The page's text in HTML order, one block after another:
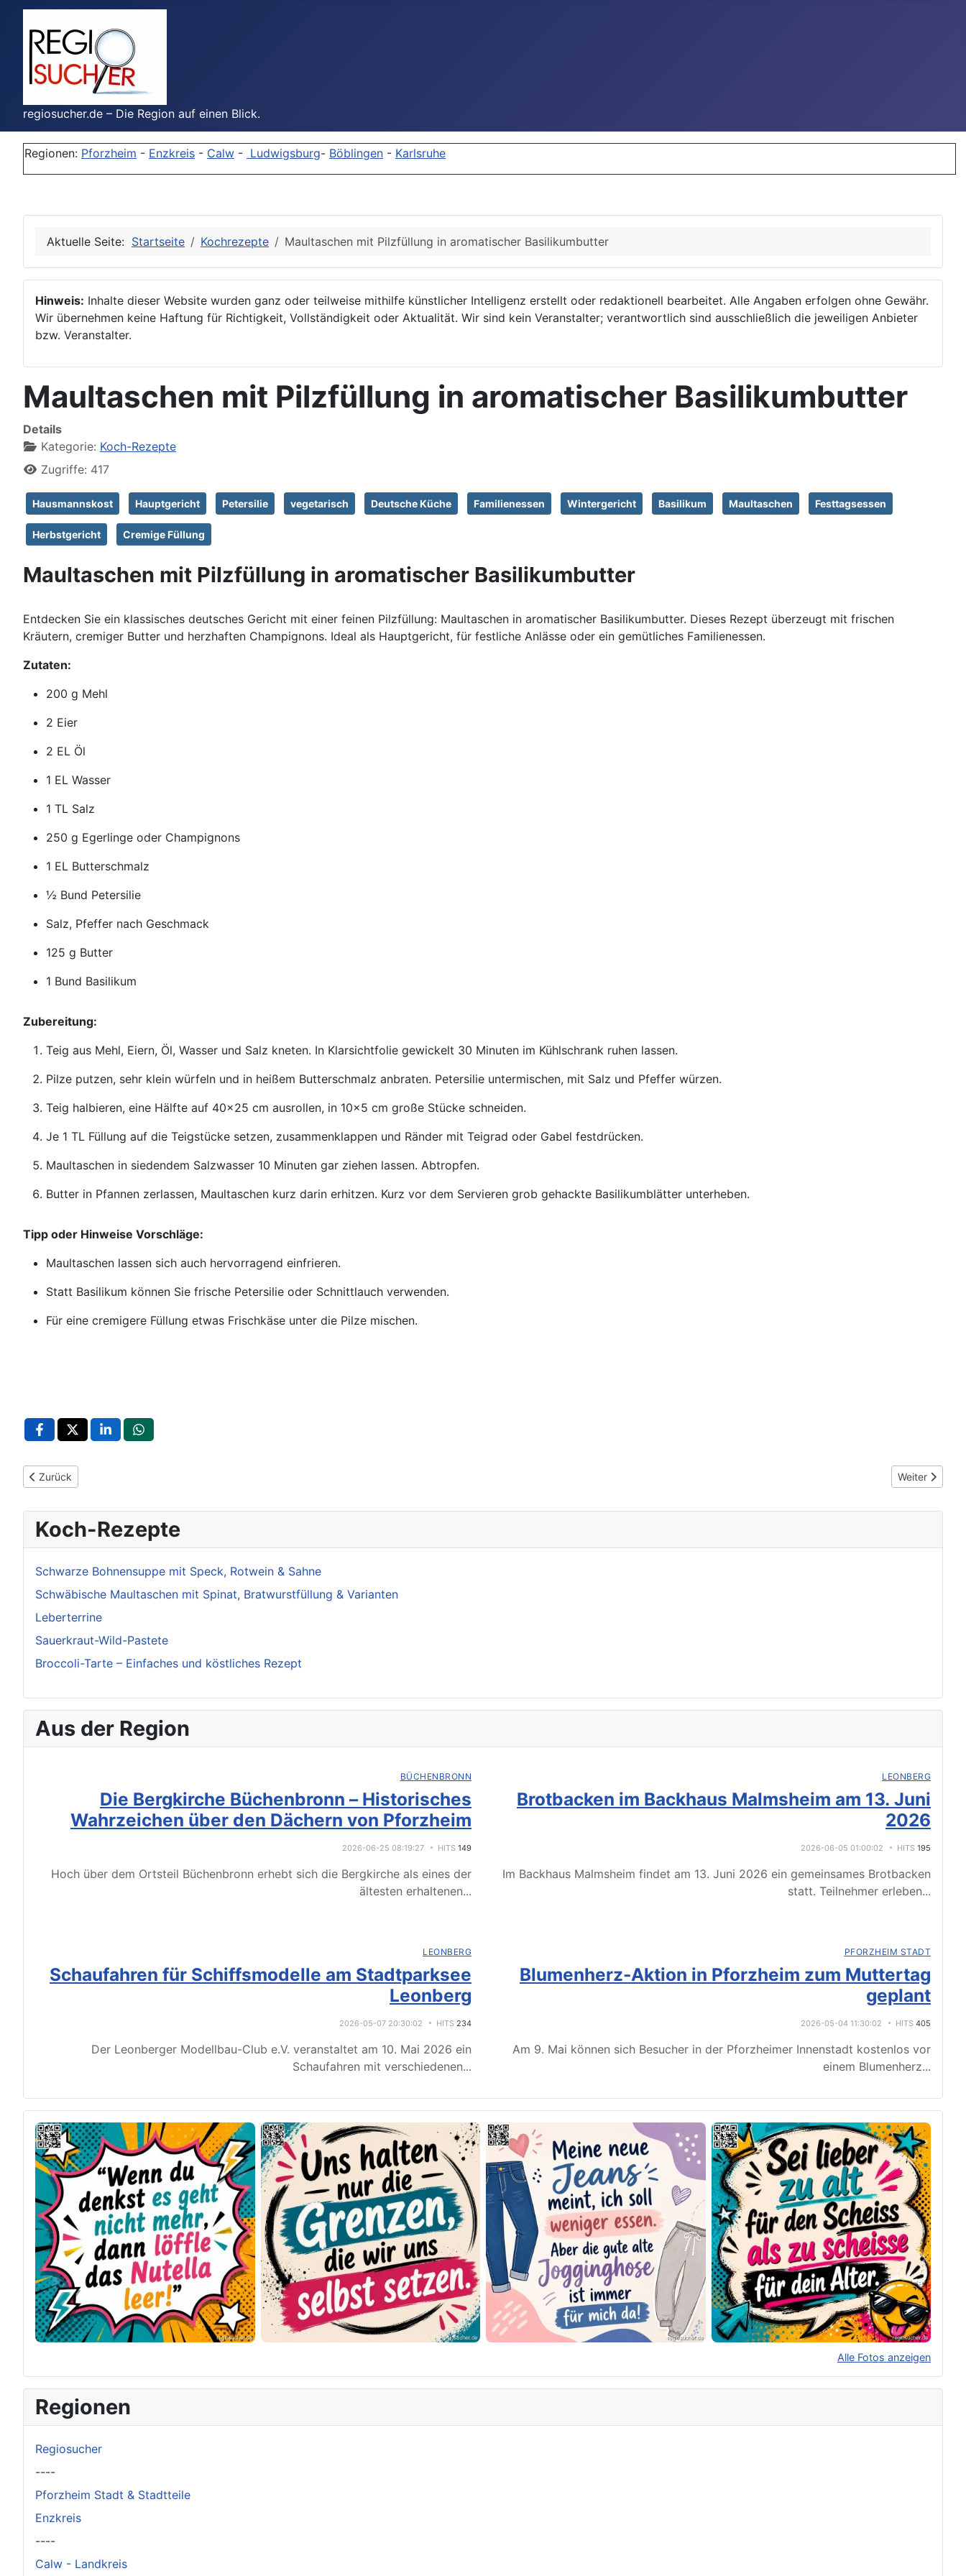
regiosucher.de – Die Region auf einen Blick.
Regionen: Pforzheim - Enzkreis - Calw - Ludwigsburg- Böblingen - Karlsruhe
Aktuelle Seite: Startseite Kochrezepte Maultaschen mit Pilzfüllung in aromatischer Basilikumbutter
Hinweis: Inhalte dieser Website wurden ganz oder teilweise mithilfe künstlicher Intelligenz erstellt oder redaktionell bearbeitet. Alle Angaben erfolgen ohne Gewähr.
Wir übernehmen keine Haftung für Richtigkeit, Vollständigkeit oder Aktualität. Wir sind kein Veranstalter; verantwortlich sind ausschließlich die jeweiligen Anbieter
bzw. Veranstalter.
Maultaschen mit Pilzfüllung in aromatischer Basilikumbutter
Details
Kategorie: Koch-Rezepte
Zugriffe: 417
Hausmannskost Hauptgericht Petersilie vegetarisch Deutsche Küche Familienessen Wintergericht Basilikum Maultaschen Festtagsessen
Herbstgericht Cremige Füllung
Maultaschen mit Pilzfüllung in aromatischer Basilikumbutter
Entdecken Sie ein klassisches deutsches Gericht mit einer feinen Pilzfüllung: Maultaschen in aromatischer Basilikumbutter. Dieses Rezept überzeugt mit frischen
Kräutern, cremiger Butter und herzhaften Champignons. Ideal als Hauptgericht, für festliche Anlässe oder ein gemütliches Familienessen.
Zutaten:
200 g Mehl
2 Eier
2 EL Öl
1 EL Wasser
1 TL Salz
250 g Egerlinge oder Champignons
1 EL Butterschmalz
½ Bund Petersilie
Salz, Pfeffer nach Geschmack
125 g Butter
1 Bund Basilikum
Zubereitung:
Teig aus Mehl, Eiern, Öl, Wasser und Salz kneten. In Klarsichtfolie gewickelt 30 Minuten im Kühlschrank ruhen lassen.
Pilze putzen, sehr klein würfeln und in heißem Butterschmalz anbraten. Petersilie untermischen, mit Salz und Pfeffer würzen.
Teig halbieren, eine Hälfte auf 40x25 cm ausrollen, in 10x5 cm große Stücke schneiden.
Je 1 TL Füllung auf die Teigstücke setzen, zusammenklappen und Ränder mit Teigrad oder Gabel festdrücken.
Maultaschen in siedendem Salzwasser 10 Minuten gar ziehen lassen. Abtropfen.
Butter in Pfannen zerlassen, Maultaschen kurz darin erhitzen. Kurz vor dem Servieren grob gehackte Basilikumblätter unterheben.
Tipp oder Hinweise Vorschläge:
Maultaschen lassen sich auch hervorragend einfrieren.
Statt Basilikum können Sie frische Petersilie oder Schnittlauch verwenden.
Für eine cremigere Füllung etwas Frischkäse unter die Pilze mischen.
Vorheriger Beitrag: Gefüllte Gans mit Wirsingravioli und hausgemachten Maultaschen
Zurück Nächster
Weiter
Koch-Rezepte
Schwarze Bohnensuppe mit Speck, Rotwein & Sahne
Schwäbische Maultaschen mit Spinat, Bratwurstfüllung & Varianten
Leberterrine
Sauerkraut-Wild-Pastete
Broccoli-Tarte – Einfaches und köstliches Rezept
Aus der Region
BÜCHENBRONN
Die Bergkirche Büchenbronn – Historisches
Wahrzeichen über den Dächern von Pforzheim
2026-06-25 08:19:27 HITS 149
Hoch über dem Ortsteil Büchenbronn erhebt sich die Bergkirche als eines der
ältesten erhaltenen...
LEONBERG
Brotbacken im Backhaus Malmsheim am 13. Juni
2026
2026-06-05 01:00:02 HITS 195
Im Backhaus Malmsheim findet am 13. Juni 2026 ein gemeinsames Brotbacken
statt. Teilnehmer erleben...
LEONBERG
Schaufahren für Schiffsmodelle am Stadtparksee
Leonberg
2026-05-07 20:30:02 HITS 234
Der Leonberger Modellbau-Club e.V. veranstaltet am 10. Mai 2026 ein
Schaufahren mit verschiedenen...
PFORZHEIM STADT
Blumenherz-Aktion in Pforzheim zum Muttertag
geplant
2026-05-04 11:30:02 HITS 405
Am 9. Mai können sich Besucher in der Pforzheimer Innenstadt kostenlos vor
einem Blumenherz...
Alle Fotos anzeigen
Original herunterladen
Regionen
Regiosucher
----
Pforzheim Stadt & Stadtteile
Enzkreis
----
Calw - Landkreis